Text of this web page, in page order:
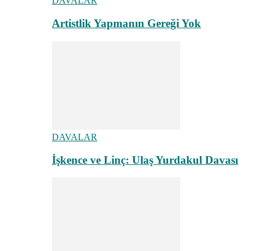
Artistlik Yapmanın Gereği Yok
DAVALAR
İşkence ve Linç: Ulaş Yurdakul Davası